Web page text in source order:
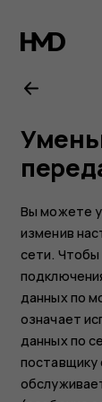
Nokia
2
user
Вы можете
изменив
сети.
данных по
означает
данных по
поставщику